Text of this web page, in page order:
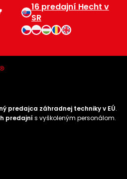
16 predajní Hecht v
SR
predajca záhradnej techniky v EÚ.
predajní s vyškoleným personálom.